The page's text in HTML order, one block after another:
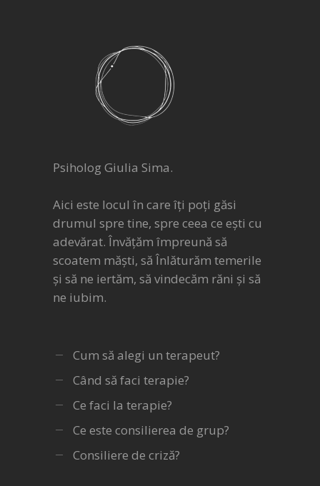
Psiholog Giulia Sima.
Aici este locul în care îți poți găsi
drumul spre tine, spre ceea ce ești cu
adevărat. Învățăm împreună să
scoatem măști, să Înlăturăm temerile
și să ne iertăm, să vindecăm răni și să
ne iubim.
Cum să alegi un terapeut?
Când să faci terapie?
Ce faci la terapie?
Ce este consilierea de grup?
Consiliere de criză?